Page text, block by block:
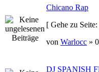
Chicano Rap
[ Gehe zu Seite:
von Warlocc »
DJ SPANISH